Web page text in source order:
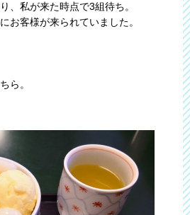
、私が来た時点で3組待ち。
お客様が来られていました。
ら。